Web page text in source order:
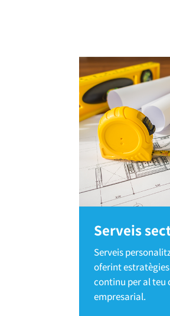
Serveis
Serveis
oferint
continu per al teu
empresarial.